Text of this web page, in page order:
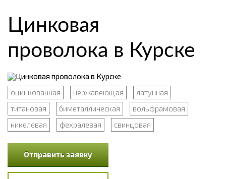
Цинковая
проволока в Курске
оцинкованная нержавеющая
латунная
титановая
биметаллическая
вольфрамовая
никелевая
фехралевая свинцовая
Отправить заявку